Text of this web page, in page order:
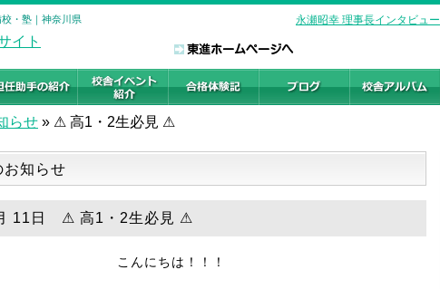
・塾｜神奈川県 永瀬昭幸 理事長インタビュー
らせ » ⚠ 高1・2生必見 ⚠
お知らせ
11日 ⚠ 高1・2生必見 ⚠
こんにちは！！！